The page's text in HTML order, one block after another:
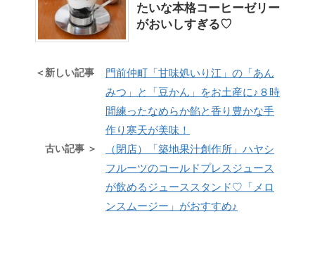
たいな本格コーヒーゼリー
がおいしすぎる♡
＜新しい記事
門前仲町「甘味処いり江」の「あん
みつ」と「豆かん」をお土産に♪８時
間練ったなめらか餡と香り豊かな手
作り寒天が美味！
古い記事 ＞
（閉店）「築地果汁創作所」ハヤシ
フルーツのコールドプレスジュース
が飲めるジューススタンド♡「メロ
ンスムージー」がおすすめ♪